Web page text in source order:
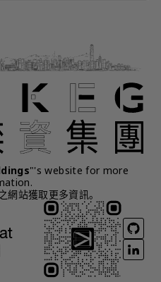
"'s website for more
網站獲取更多資訊。